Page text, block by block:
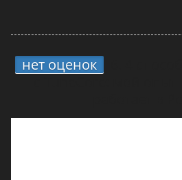
нет оценок